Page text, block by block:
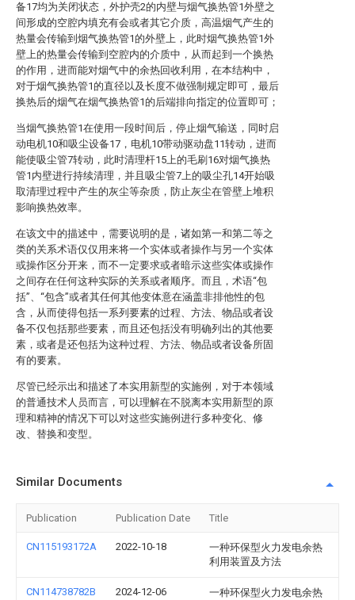
备17均为关闭状态，外护壳2的内壁与烟气换热管1外壁之
间形成的空腔内填充有会或者其它介质，高温烟气产生的
热量会传输到烟气换热管1的外壁上，此时烟气换热管1外
壁上的热量会传输到空腔内的介质中，从而起到一个换热
的作用，进而能对烟气中的余热回收利用，在本结构中，
对于烟气换热管1的直径以及长度不做强制规定即可，最后
换热后的烟气在烟气换热管1的后端排向指定的位置即可；
当烟气换热管1在使用一段时间后，停止烟气输送，同时启
动电机10和吸尘设备17，电机10带动驱动盘11转动，进而
能使吸尘管7转动，此时清理杆15上的毛刷16对烟气换热
管1内壁进行持续清理，并且吸尘管7上的吸尘孔14开始吸
取清理过程中产生的灰尘等杂质，防止灰尘在管壁上堆积
影响换热效率。
在该文中的描述中，需要说明的是，诸如第一和第二等之
类的关系术语仅仅用来将一个实体或者操作与另一个实体
或操作区分开来，而不一定要求或者暗示这些实体或操作
之间存在任何这种实际的关系或者顺序。而且，术语“包
括”、“包含”或者其任何其他变体意在涵盖非排他性的包
含，从而使得包括一系列要素的过程、方法、物品或者设
备不仅包括那些要素，而且还包括没有明确列出的其他要
素，或者是还包括为这种过程、方法、物品或者设备所固
有的要素。
尽管已经示出和描述了本实用新型的实施例，对于本领域
的普通技术人员而言，可以理解在不脱离本实用新型的原
理和精神的情况下可以对这些实施例进行多种变化、修
改、替换和变型。
Similar Documents
Publication Publication Date Title
CN115193172A 2022-10-18
一种环保型火力发电余热
利用装置及方法
CN114738782B 2024-12-06
一种环保型火力发电余热